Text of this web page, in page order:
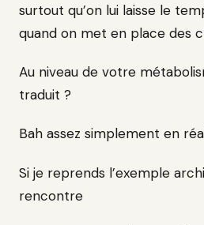
surtout qu’on lui laisse le
quand on met en place des
Au niveau de votre
traduit ?
Bah assez simplement en
Si je reprends l’exemple
rencontre